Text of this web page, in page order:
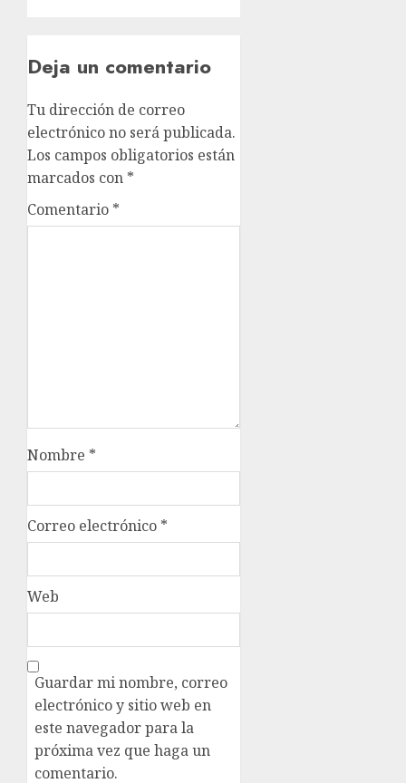
Deja un comentario
Tu dirección de correo
electrónico no será publicada.
Los campos obligatorios están
marcados con *
Comentario *
Nombre *
Correo electrónico *
Web
Guardar mi nombre, correo
electrónico y sitio web en
este navegador para la
próxima vez que haga un
comentario.